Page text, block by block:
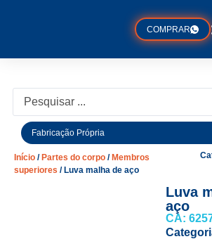
COMPRAR
Fabricação Própria
Início / Partes do corpo / Membros
superiores / Luva malha de aço
Luva
aço
CA: